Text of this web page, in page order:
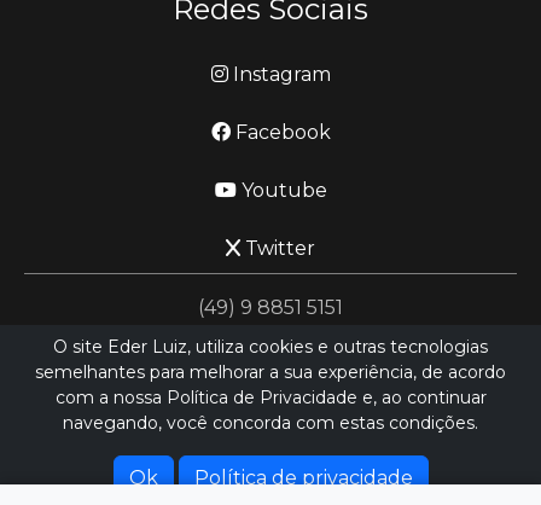
Redes Sociais
Instagram
Facebook
Youtube
Twitter
(49) 9 8851 5151
jornalismo@ederluiz.com.vc
Hospedado porHEXIO CLOUD
O site Eder Luiz, utiliza cookies e outras tecnologias
semelhantes para melhorar a sua experiência, de acordo
com a nossa Política de Privacidade e, ao continuar
navegando, você concorda com estas condições.
Ok Política de privacidade